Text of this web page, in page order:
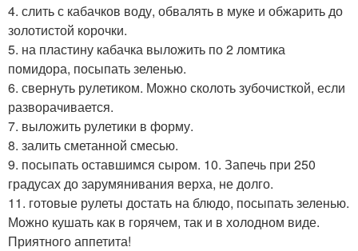
4. слить с кабачков воду, обвалять в муке и обжарить до
золотистой корочки.
5. на пластину кабачка выложить по 2 ломтика
помидора, посыпать зеленью.
6. свернуть рулетиком. Можно сколоть зубочисткой, если
разворачивается.
7. выложить рулетики в форму.
8. залить сметанной смесью.
9. посыпать оставшимся сыром. 10. Запечь при 250
градусах до зарумянивания верха, не долго.
11. готовые рулеты достать на блюдо, посыпать зеленью.
Можно кушать как в горячем, так и в холодном виде.
Приятного аппетита!